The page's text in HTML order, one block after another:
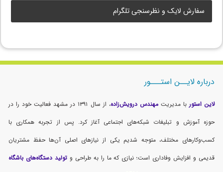
سفارش لایک و نظرسنجی تلگرام